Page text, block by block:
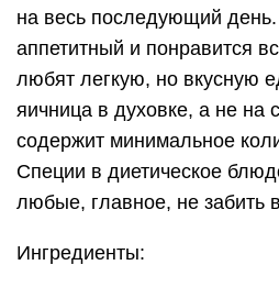
на весь последующий
аппетитный и понравится
любят легкую, но вкусную
яичница в духовке, а не на
содержит минимальное
Специи в диетическое
любые, главное, не забить
Ингредиенты: